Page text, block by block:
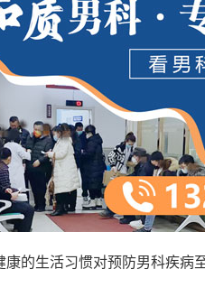
生活习惯对预防男科疾病至